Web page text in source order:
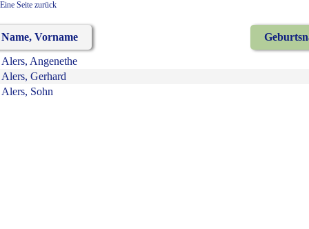
Eine Seite zurück
Name, Vorname
Alers, Angenethe
Alers, Gerhard
Alers, Sohn